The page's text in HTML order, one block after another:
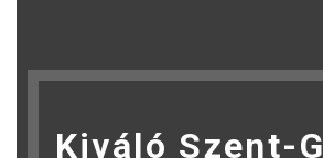
Kiváló Szent-